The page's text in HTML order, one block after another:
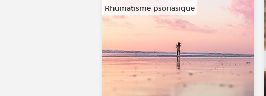
Rhumatisme psoriasique